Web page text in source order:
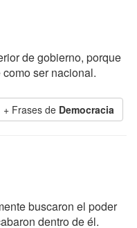
de gobierno, porque
ser nacional.
+ Frases de Democracia
buscaron el poder
dentro de él.